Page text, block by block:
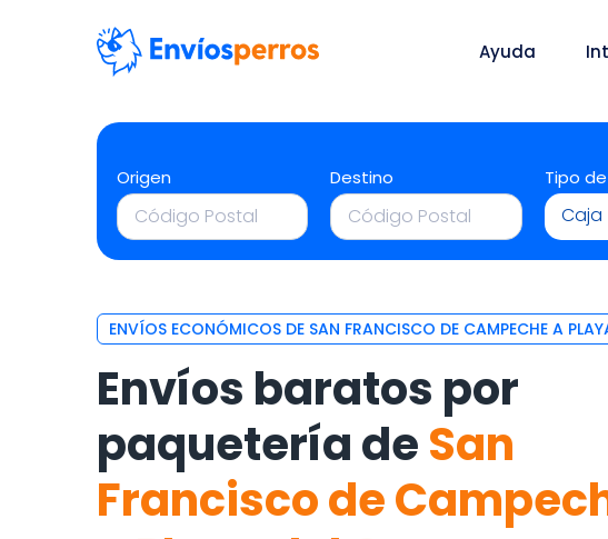
Ayuda
Origen Destino Tipo
Caja
ENVÍOS ECONÓMICOS DE SAN FRANCISCO DE CAMPECHE A
Envíos baratos por
paquetería deSan
Francisco de